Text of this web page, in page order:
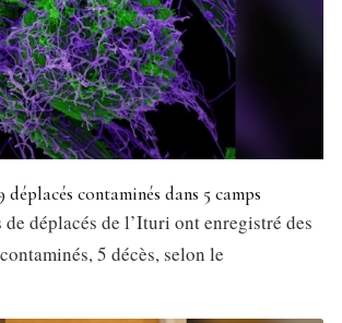
déplacés contaminés dans 5 camps
déplacés de l’Ituri ont enregistré des
5 décès, selon le